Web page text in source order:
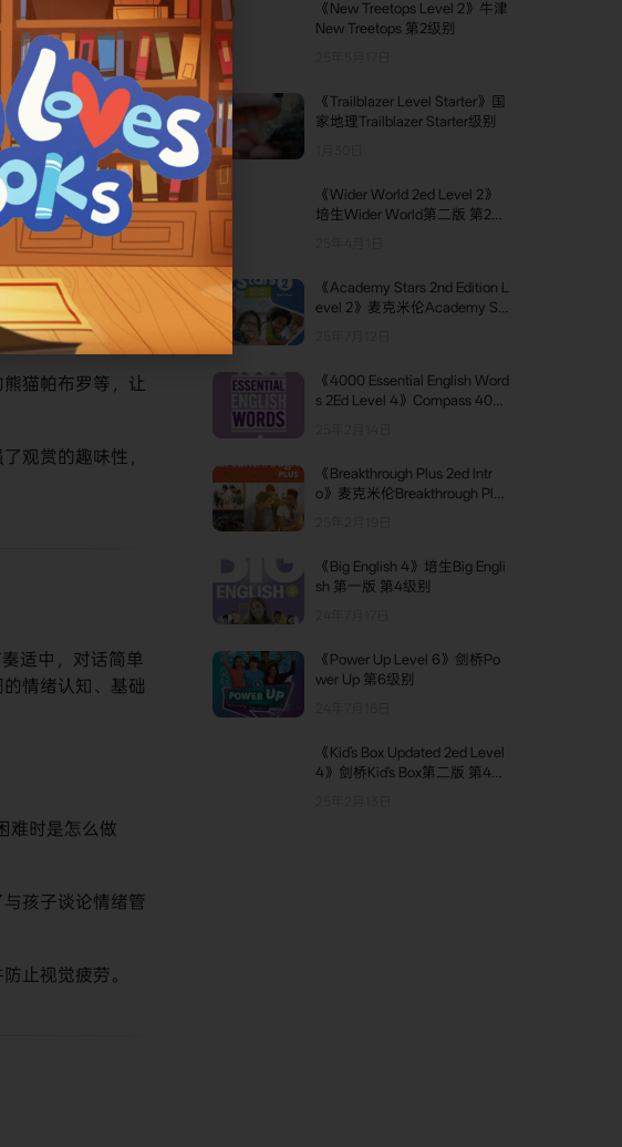
色融入新时代的
通过角色的互动
询问“我们该怎
猫帕布罗等，让
观赏的趣味性，
适中，对话简单
情绪认知、基础
难时是怎么做
孩子谈论情绪管
止视觉疲劳。
《New Treetops Level 2》牛津
New Treetops 第2级别
TOP3
《Trailblazer Level Starter》国
家地理Trailblazer Starter级别
《Wider World 2ed Level 2》
培生Wider World第二版 第2级
《Academy Stars 2nd Edition L
evel 2》麦克米伦Academy St
《4000 Essential English Word
s 2Ed Level 4》Compass 400
《Breakthrough Plus 2ed Intr
o》麦克米伦Breakthrough Plus
《Big English 4》培生Big Engli
sh 第一版 第4级别
《Power Up Level 6》剑桥Po
wer Up 第6级别
《Kid's Box Updated 2ed Level
4》剑桥Kid's Box第二版 第4级